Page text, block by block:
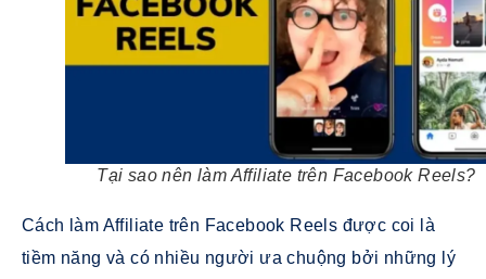
Tại sao nên làm Affiliate trên Facebook Reels?
Cách làm Affiliate trên Facebook Reels được coi là
tiềm năng và có nhiều người ưa chuộng bởi những lý